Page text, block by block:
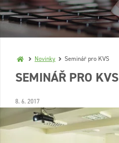
Novinky Seminář pro KVS
SEMINÁŘ PRO KVS
8. 6. 2017